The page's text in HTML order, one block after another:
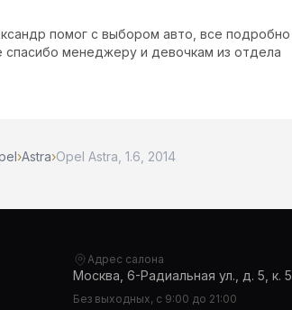
помог с выбором авто, все подробно
спасибо менеджеру и девочкам из отдела
›Astra›Opel Astra, 1.6, 2014
Адрес салона
Москва, 6-Радиальная ул., д. 5, к. 5
Без выходных, с 9:00 до 21:00